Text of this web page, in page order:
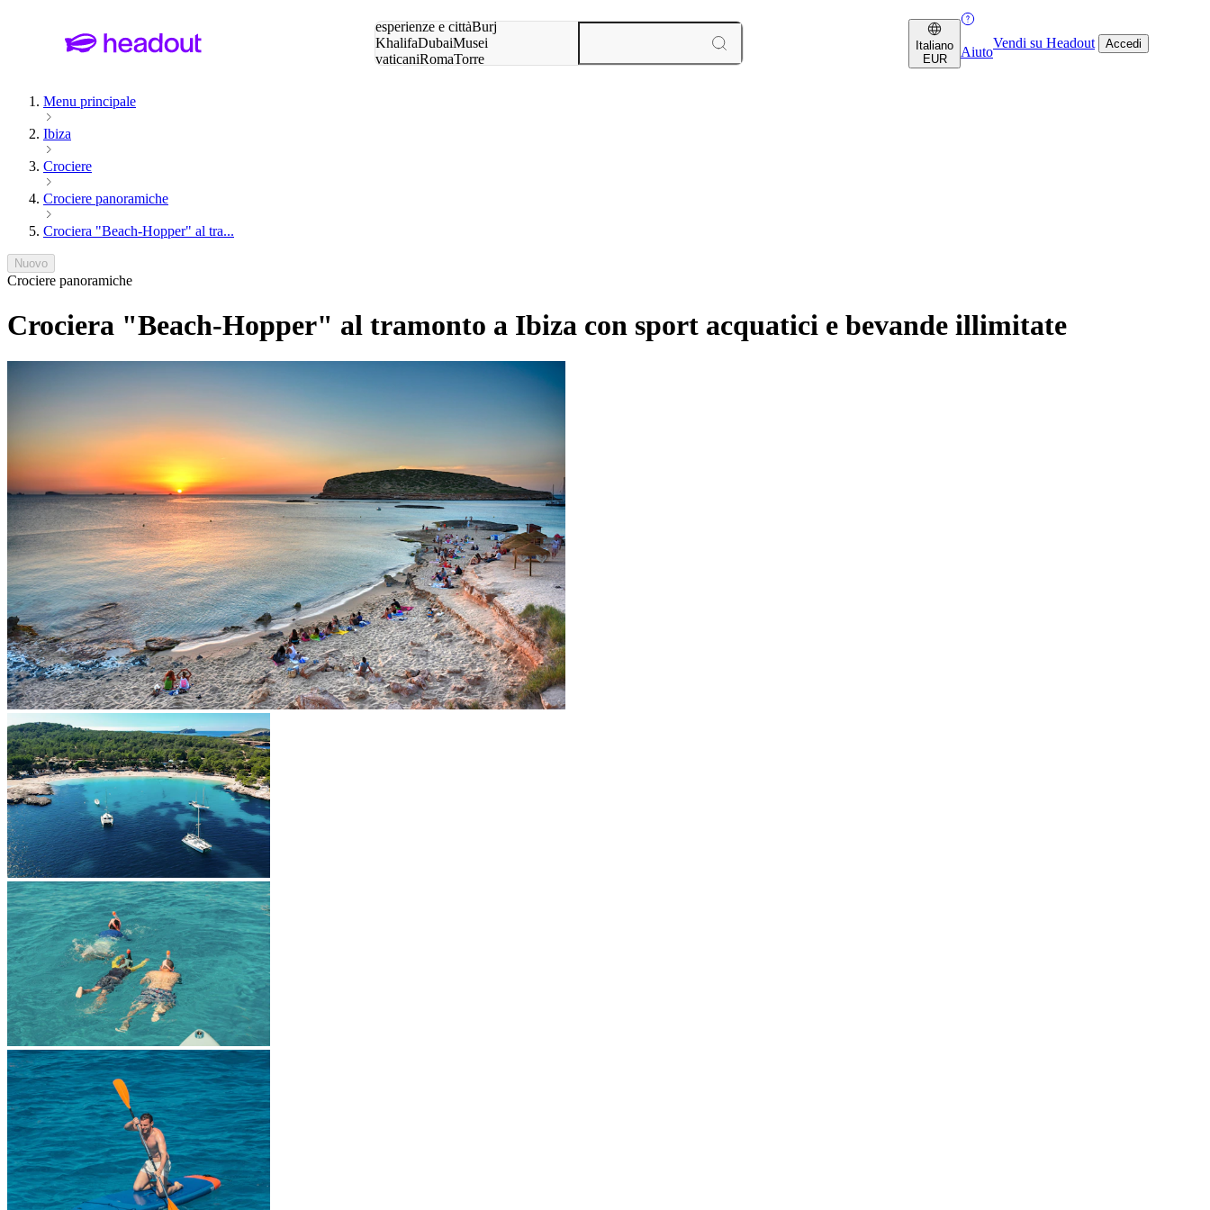
esperienze e cittàBurj
KhalifaDubaiMusei
vaticaniRomaTorre
Italiano
EUR
Aiuto
Vendi su Headout Accedi
Menu principale
Ibiza
Crociere
Crociere panoramiche
Crociera "Beach-Hopper" al tra...
Nuovo
Crociere panoramiche
Crociera "Beach-Hopper" al tramonto a Ibiza con sport acquatici e bevande illimitate